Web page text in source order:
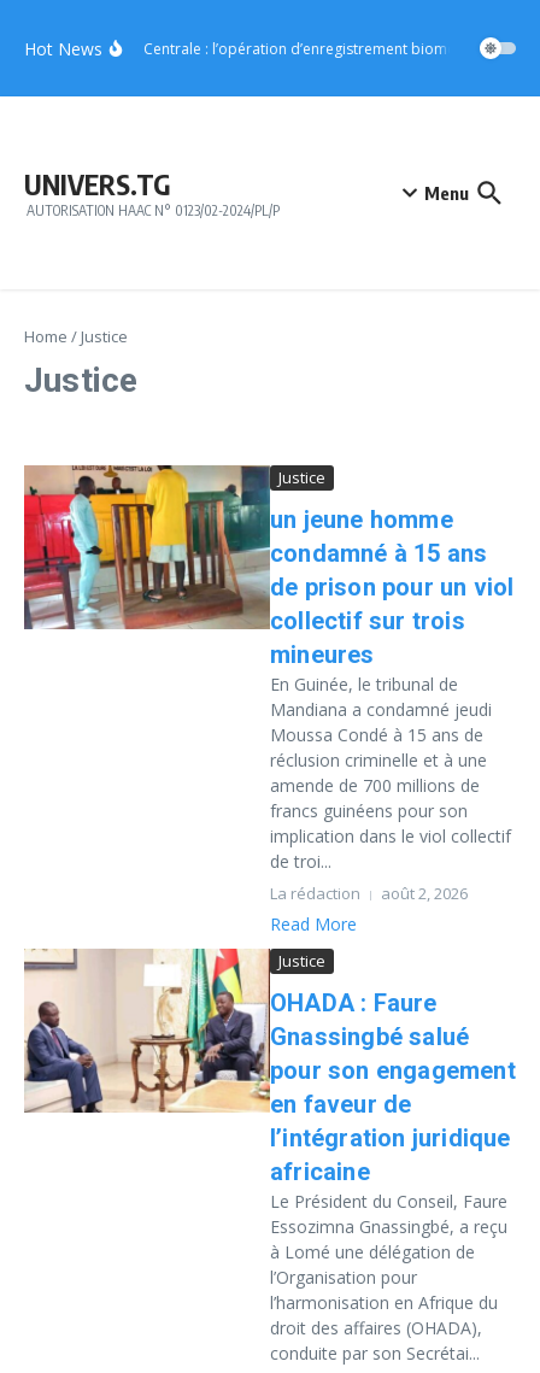
Hot NewsRégion Centrale : l’opération d’enregistrement biométrique
UNIVERS.TG
AUTORISATION HAAC N° 0123/02-2024/PL/P
Menu
Home / Justice
Justice
Justice
un jeune homme
condamné à 15 ans
de prison pour un viol
collectif sur trois
mineures
En Guinée, le tribunal de
Mandiana a condamné jeudi
Moussa Condé à 15 ans de
réclusion criminelle et à une
amende de 700 millions de
francs guinéens pour son
implication dans le viol collectif
de troi...
La rédaction août 2, 2026
Read More
Justice
OHADA : Faure
Gnassingbé salué
pour son engagement
en faveur de
l’intégration juridique
africaine
Le Président du Conseil, Faure
Essozimna Gnassingbé, a reçu
à Lomé une délégation de
l’Organisation pour
l’harmonisation en Afrique du
droit des affaires (OHADA),
conduite par son Secrétai...